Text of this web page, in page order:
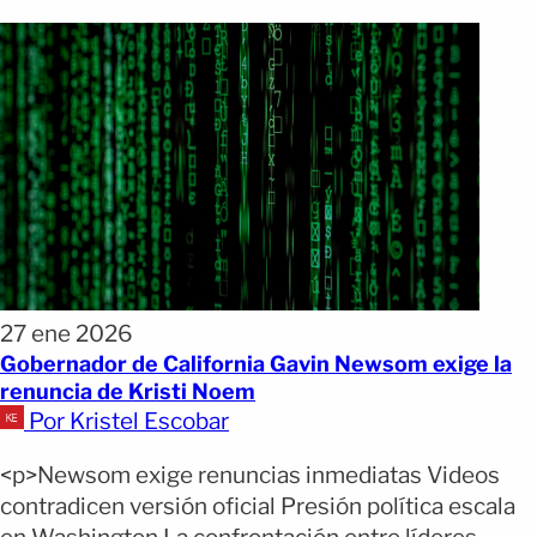
27 ene 2026
Gobernador de California Gavin Newsom exige la
renuncia de Kristi Noem
Por Kristel Escobar
<p>Newsom exige renuncias inmediatas Videos
contradicen versión oficial Presión política escala